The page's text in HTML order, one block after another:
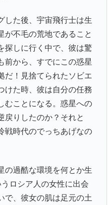
した後、宇宙飛行士は生
が不毛の荒地であること
探しに行く中で、彼は驚
前から、すでにこの惑星
だ！見捨てられたソビエ
けた時、彼は自分の任務
むことになる。惑星への
戻りしたのか？それと
戦時代のでっちあげなの
の過酷な環境を何とか生
ロシア人の女性に出会
で、彼女の肌は足元の土